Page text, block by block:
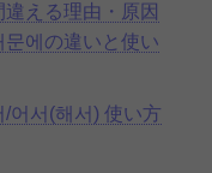
違える理由・原因
문에の違いと使い
/어서(해서) 使い方